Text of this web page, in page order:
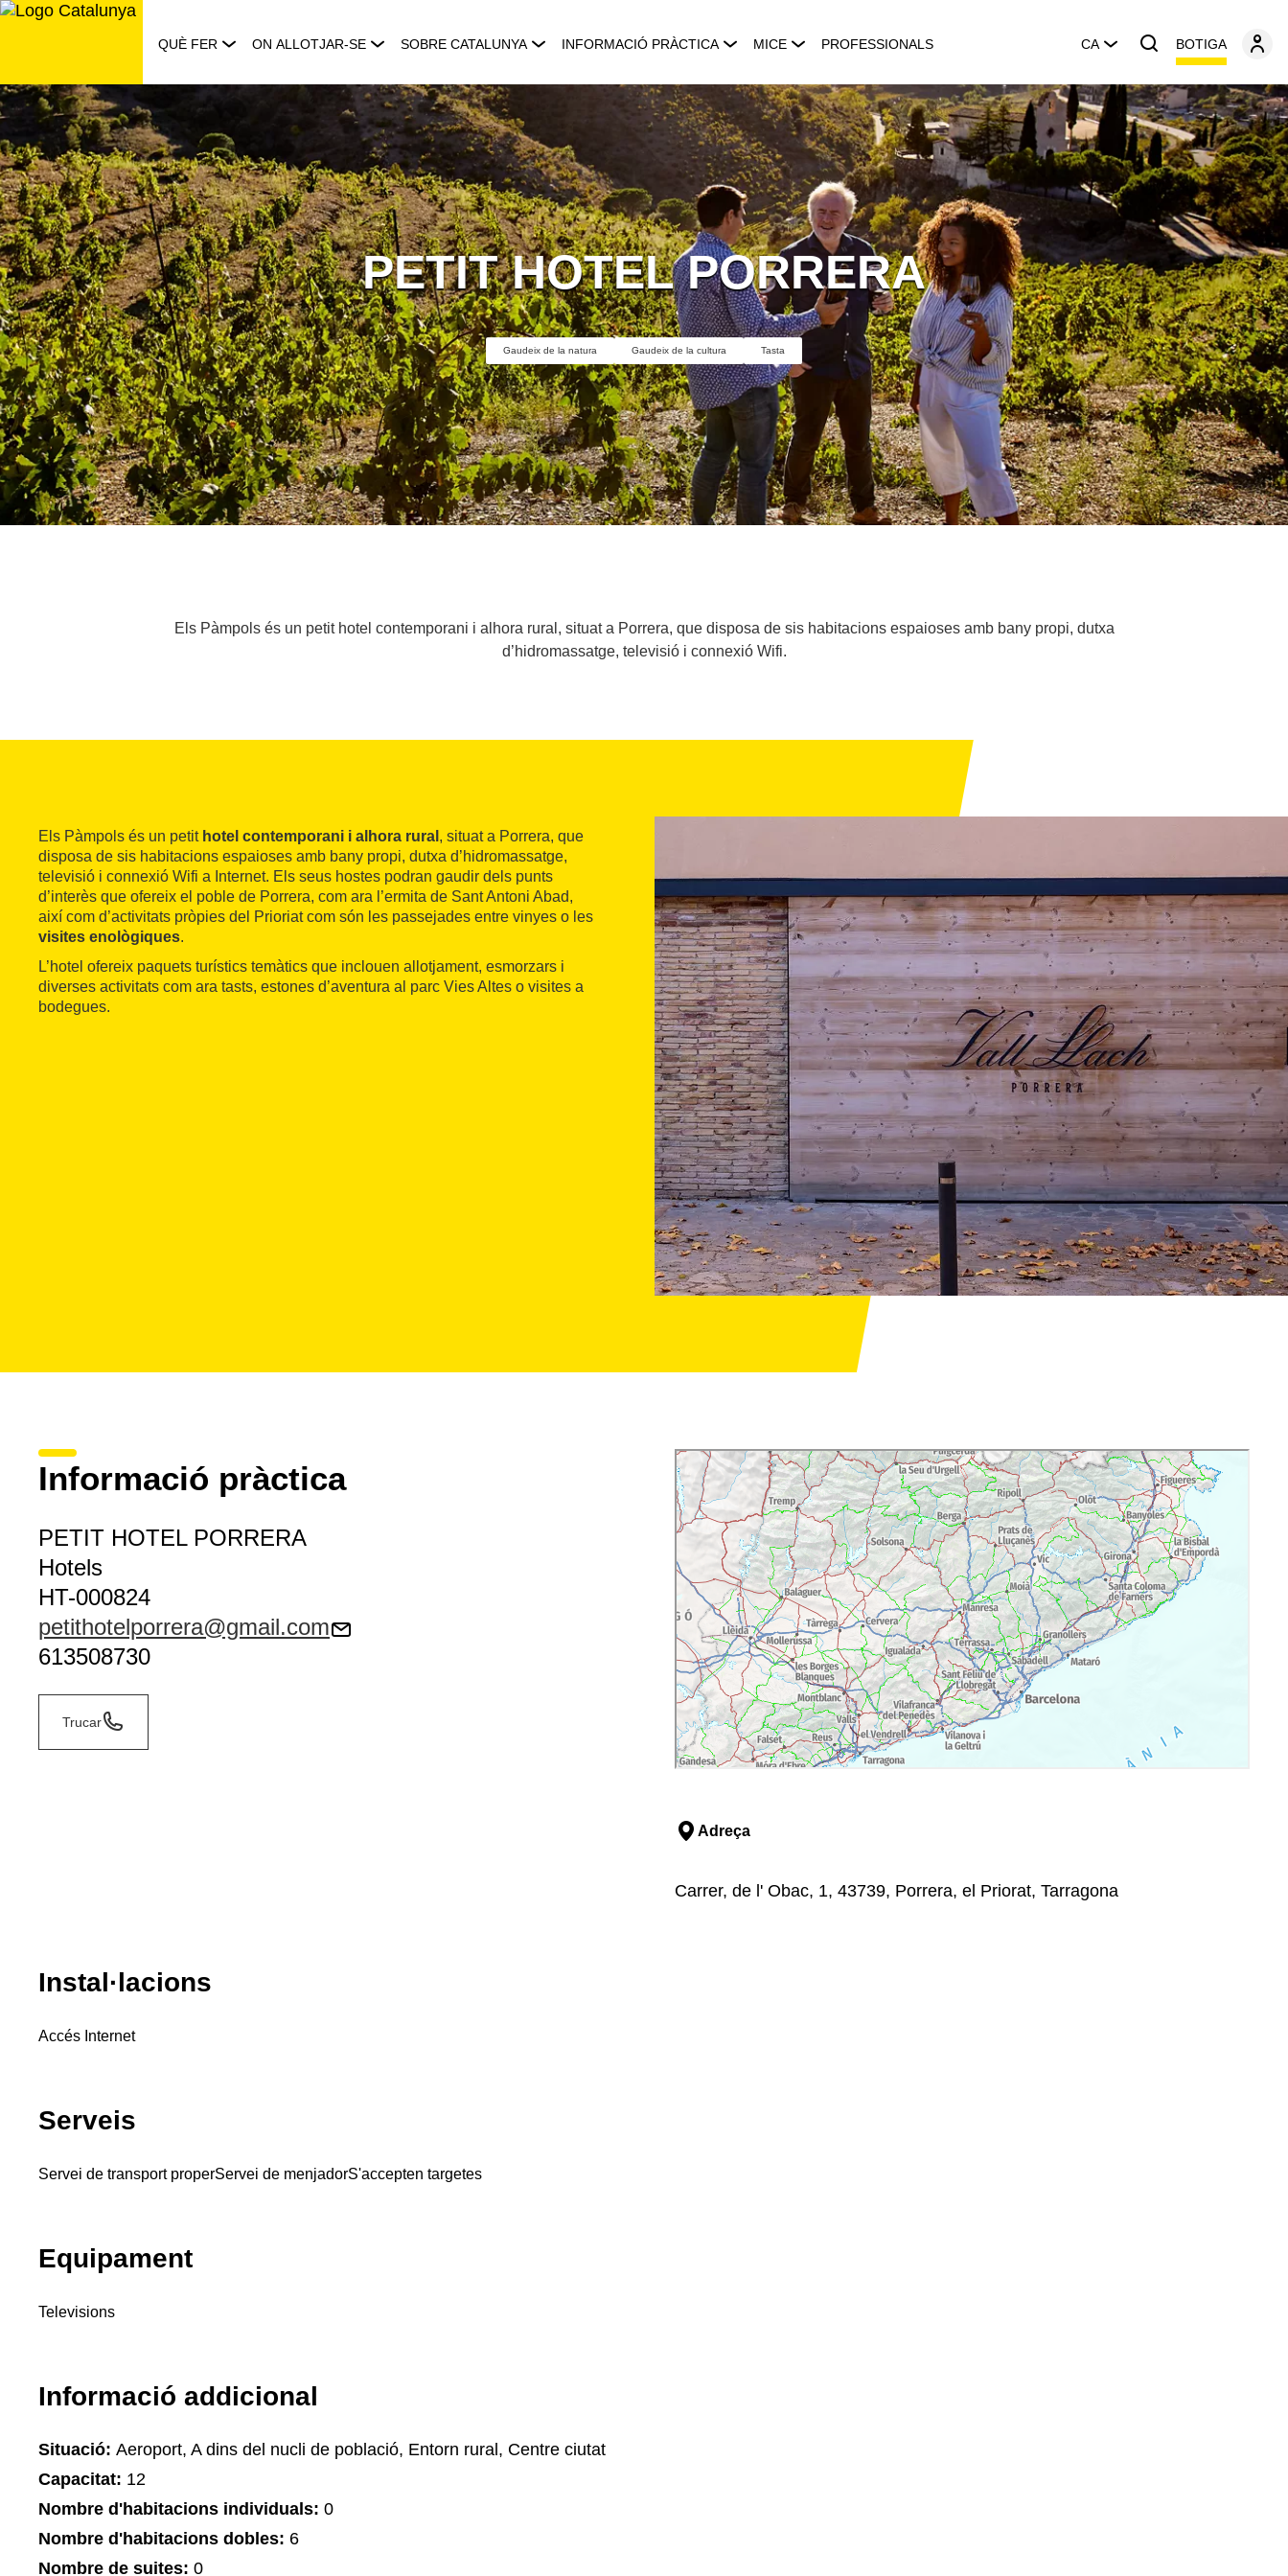
Saltar
QUÈ FER ON ALLOTJAR-SE SOBRE CATALUNYA INFORMACIÓ PRÀCTICA MICE PROFESSIONALS CA BOTIGA
PETIT HOTEL PORRERA
Gaudeix de la natura Gaudeix de la cultura Tasta
Els Pàmpols és un petit hotel contemporani i alhora rural, situat a Porrera, que disposa de sis habitacions espaioses amb bany propi, dutxa
d’hidromassatge, televisió i connexió Wifi.
Els Pàmpols és un petit hotel contemporani i alhora rural , situat a Porrera, que
disposa de sis habitacions espaioses amb bany propi, dutxa d’hidromassatge,
televisió i connexió Wifi a Internet. Els seus hostes podran gaudir dels punts
d’interès que ofereix el poble de Porrera, com ara l’ermita de Sant Antoni Abad,
així com d’activitats pròpies del Prioriat com són les passejades entre vinyes o les
visites enològiques.
L’hotel ofereix paquets turístics temàtics que inclouen allotjament, esmorzars i
diverses activitats com ara tasts, estones d’aventura al parc Vies Altes o visites a
bodegues.
Informació pràctica
PETIT HOTEL PORRERA
Hotels
HT-000824
petithotelporrera@gmail.com
613508730
Trucar
Adreça
Carrer, de l' Obac, 1, 43739, Porrera, el Priorat, Tarragona
Instal·lacions
Accés Internet
Serveis
Servei de transport properServei de menjadorS'accepten targetes
Equipament
Televisions
Informació addicional
Situació: Aeroport, A dins del nucli de població, Entorn rural, Centre ciutat
Capacitat: 12
Nombre d'habitacions individuals: 0
Nombre d'habitacions dobles: 6
Nombre de suites: 0